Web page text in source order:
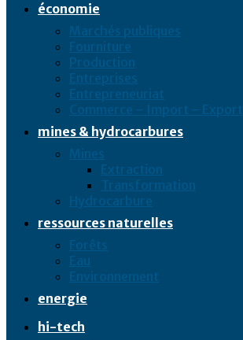
économie
Marchés publiques
Fourniture
Production
Entreprises
Entrepreneuriat
Commerce – Import – Export
mines & hydrocarbures
Mines
Extraction
Transformation
Hydrocarbure
ressources naturelles
Forêts
Eau
Environnement
energie
hi-tech